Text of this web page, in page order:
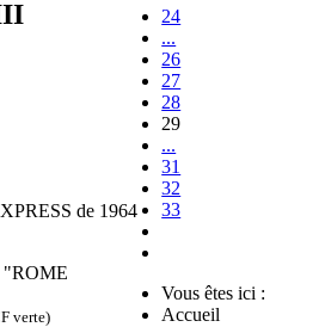
de 1964
"ROME
verte)
24
...
26
27
28
29
...
31
32
33
Vous êtes ici :
Accueil